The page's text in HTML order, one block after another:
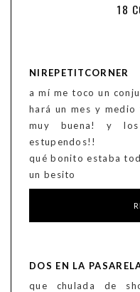
18
NIREPETITCORNER
a mí me toco un
hará un mes y
muy buena! y
estupendos!!
qué bonito estaba
un besito
DOS EN LA
que chulada de